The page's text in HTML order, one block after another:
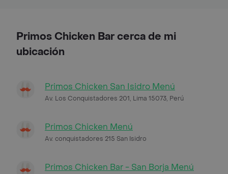
Primos Chicken Bar cerca de mi
ubicación
Primos Chicken San Isidro Menú
Av. Los Conquistadores 201, Lima 15073, Perú
Primos Chicken Menú
Av. conquistadores 215 San Isidro
Primos Chicken Bar - San Borja Menú